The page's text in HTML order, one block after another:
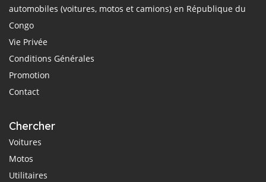
automobiles (voitures, motos et camions) en République du
Congo
Vie Privée
Conditions Générales
Promotion
Contact
Chercher
Voitures
Motos
Utilitaires